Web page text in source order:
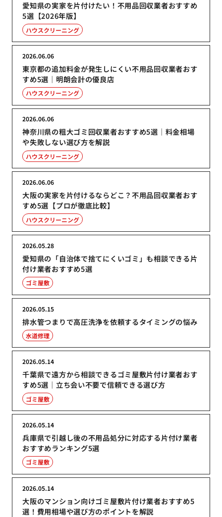
愛知県の実家を片付けたい！不用品回収業者おすすめ
5選【2026年版】
ハウスクリーニング
東京都の追加料金が発生しにくい不用品回収業者おす
すめ5選｜明朗会計の優良店
2026.06.06
ハウスクリーニング
神奈川県の粗大ゴミ回収業者おすすめ5選｜料金相場
や失敗しない選び方を解説
2026.06.06
ハウスクリーニング
大阪の実家を片付けるならどこ？不用品回収業者おす
すめ5選【プロが徹底比較】
2026.06.06
ハウスクリーニング
愛知県の「自治体で捨てにくいゴミ」も相談できる片
付け業者おすすめ5選
2026.05.28
ゴミ屋敷
排水管つまりで高圧洗浄を依頼するタイミングの悩み
2026.05.15
水道修理
千葉県で遠方から相談できるゴミ屋敷片付け業者おす
すめ5選｜立ち会い不要で信頼できる選び方
2026.05.14
ゴミ屋敷
兵庫県で引越し後の不用品処分に対応する片付け業者
おすすめランキング5選
2026.05.14
ゴミ屋敷
大阪のマンション向けゴミ屋敷片付け業者おすすめ5
選！費用相場や選び方のポイントを解説
2026.05.14